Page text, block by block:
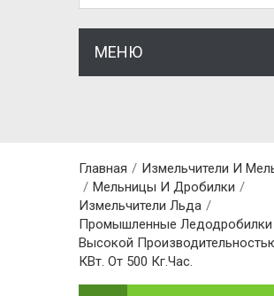
МЕНЮ
Главная / Измельчители И
/ Мельницы И Дробилки /
Измельчители Льда /
Промышленные
Высокой
КВт. От 500 Кг.час.